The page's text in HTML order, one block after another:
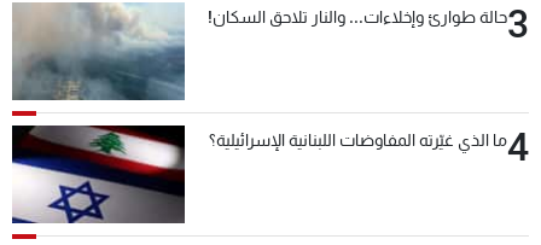
3حالة طوارئ وإخلاءات... والنار تلاحق السكان!
4ما الذي غيّرته المفاوضات اللبنانية الإسرائيلية؟